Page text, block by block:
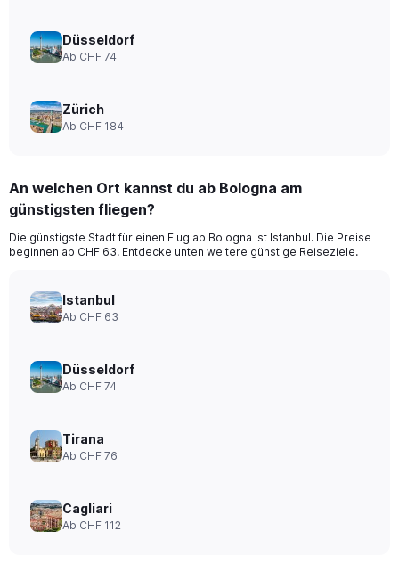
Düsseldorf
Ab CHF 74
Zürich
Ab CHF 184
An welchen Ort kannst du ab Bologna am
günstigsten fliegen?
Die günstigste Stadt für einen Flug ab Bologna ist Istanbul. Die Preise
beginnen ab CHF 63. Entdecke unten weitere günstige Reiseziele.
Istanbul
Ab CHF 63
Düsseldorf
Ab CHF 74
Tirana
Ab CHF 76
Cagliari
Ab CHF 112